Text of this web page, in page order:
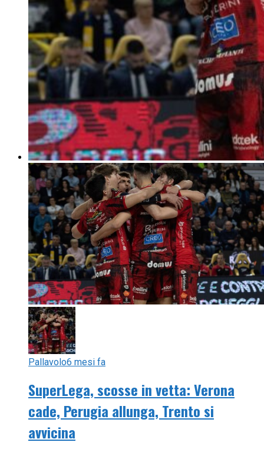
Pallavolo6 mesi fa
SuperLega, scosse in vetta: Verona
cade, Perugia allunga, Trento si
avvicina